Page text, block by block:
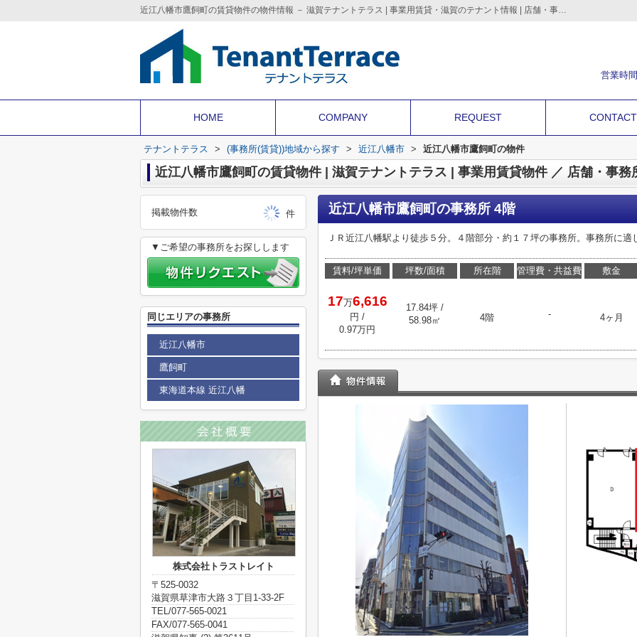
近江八幡市鷹飼町の賃貸物件の物件情報 － 滋賀テナントテラス | 事業用賃貸・滋賀のテナント情報 | 店舗・事務所・倉庫・貸土地の情報満載 ｜滋賀テナントテラス | 滋賀のテナント店舗・事務所・倉庫・借地などの事業用不動産を情報満載
営業時
HOME COMPANY REQUEST CONTACT
テナントテラス > (事務所(賃貸))地域から探す > 近江八幡市 > 近江八幡市鷹飼町の物件
近江八幡市鷹飼町の事務所 4階
ＪＲ近江八幡駅より徒歩５分。４階部分・約１７坪の事務所。事務所に
賃料/坪単価
17万6,616
円 /
0.97万円
坪数/面積
17.84坪 /
58.98㎡
所在階
4階
管理費・共益費
-
敷金
4ヶ月
掲載物件数 件
▼ご希望の事務所をお探しします
同じエリアの事務所
近江八幡市
鷹飼町
東海道本線 近江八幡
株式会社トラストレイト
〒525-0032
滋賀県草津市大路３丁目1-33-2F
TEL/077-565-0021
FAX/077-565-0041